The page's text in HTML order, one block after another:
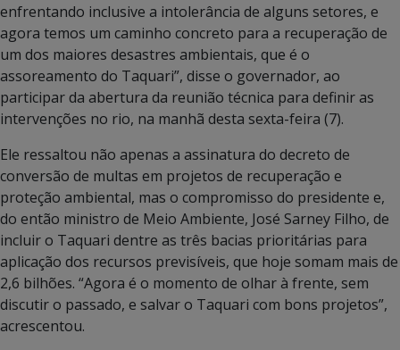
enfrentando inclusive a intolerância de alguns setores, e
agora temos um caminho concreto para a recuperação de
um dos maiores desastres ambientais, que é o
assoreamento do Taquari”, disse o governador, ao
participar da abertura da reunião técnica para definir as
intervenções no rio, na manhã desta sexta-feira (7).
Ele ressaltou não apenas a assinatura do decreto de
conversão de multas em projetos de recuperação e
proteção ambiental, mas o compromisso do presidente e,
do então ministro de Meio Ambiente, José Sarney Filho, de
incluir o Taquari dentre as três bacias prioritárias para
aplicação dos recursos previsíveis, que hoje somam mais de
2,6 bilhões. “Agora é o momento de olhar à frente, sem
discutir o passado, e salvar o Taquari com bons projetos”,
acrescentou.